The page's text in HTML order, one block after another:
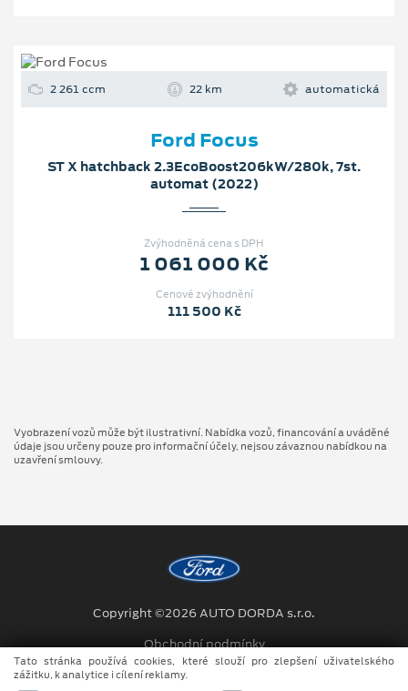
2 261 ccm 22 km automatická
Ford Focus
ST X hatchback 2.3EcoBoost206kW/280k, 7st.
automat (2022)
Zvýhodněná cena s DPH
1 061 000 Kč
Cenové zvýhodnění
111 500 Kč
Vyobrazení vozů může být ilustrativní. Nabídka vozů, financování a uváděné
údaje jsou určeny pouze pro informační účely, nejsou závaznou nabídkou na
uzavření smlouvy.
Copyright ©2026 AUTO DORDA s.r.o.
Obchodní podmínky
Ochrana osobních údajů
Tato stránka používá cookies, které slouží pro zlepšení uživatelského
zážitku, k analytice i cílení reklamy.